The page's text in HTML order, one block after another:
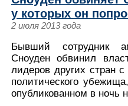
у которых он
2 июля 2013 года
Бывший сотрудник
Сноуден обвинил
лидеров других стран
политического
опубликованном в ночь